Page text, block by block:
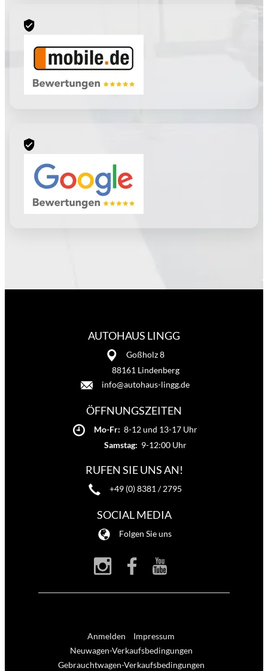
AUTOHAUS LINGG
Goßholz 8
88161 Lindenberg
info@autohaus-lingg.de
ÖFFNUNGSZEITEN
Mo-Fr: 8-12 und 13-17 Uhr
Samstag: 9-12:00 Uhr
RUFEN SIE UNS AN!
+49 (0) 8381 / 2795
SOCIAL MEDIA
Folgen Sie uns
Anmelden
Impressum
Neuwagen-Verkaufsbedingungen
Gebrauchtwagen-Verkaufsbedingungen